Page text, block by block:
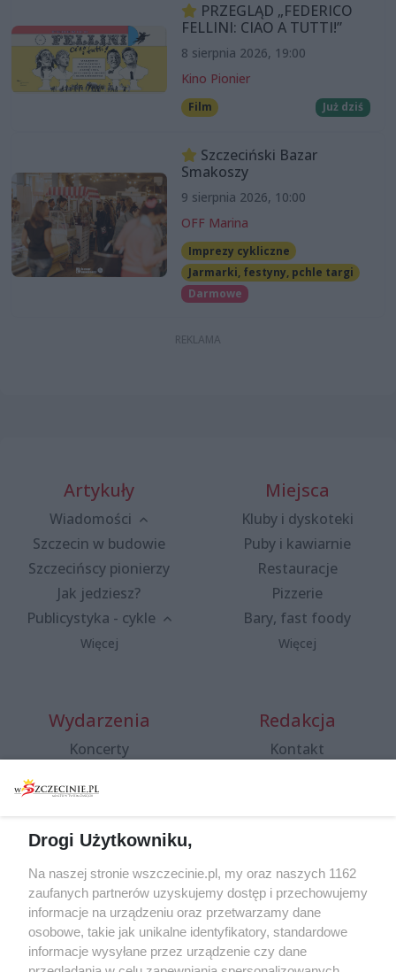
PRZEGLĄD „FEDERICO
FELLINI: CIAO A TUTTI!”
8 sierpnia 2026, 19:00
Kino Pionier
Film Już dziś
Szczeciński Bazar
Smakoszy
9 sierpnia 2026, 10:00
OFF Marina
Imprezy cykliczne
Jarmarki, festyny, pchle targi
Darmowe
Artykuły
Wiadomości
Szczecin w budowie
Szczecińscy pionierzy
Jak jedziesz?
Publicystyka - cykle
Więcej
Miejsca
Kluby i dyskoteki
Puby i kawiarnie
Restauracje
Pizzerie
Bary, fast foody
Więcej
Wydarzenia
Koncerty
Spacery i oprowadzania
targi
Wernisaże
Więcej
Redakcja
Kontakt
Specjalny koncert z okazji
20. urodzin portalu
wSzczecinie.pl
Regulamin konkursów
śniadaniówka "Hej
Drogi Użytkowniku,
Na naszej stronie wszczecinie.pl, my oraz naszych 1162
zaufanych partnerów uzyskujemy dostęp i przechowujemy
informacje na urządzeniu oraz przetwarzamy dane
osobowe, takie jak unikalne identyfikatory, standardowe
informacje wysyłane przez urządzenie czy dane